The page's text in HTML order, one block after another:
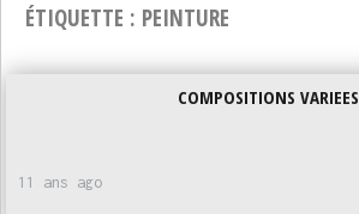
ÉTIQUETTE : PEINTURE
COMPOSITIONS VARIEES
11 ans ago